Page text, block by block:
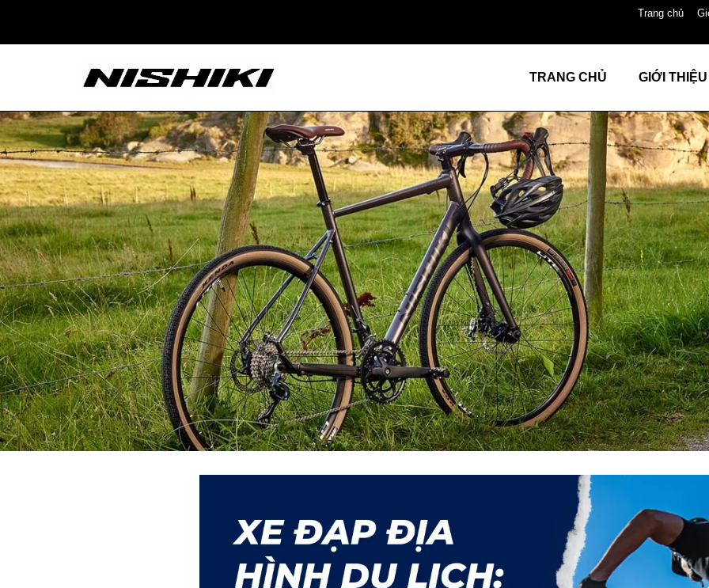
Trang chủ
Nishiki – Xe Đạp
Nhật Bản – Since
1965
TRANG CHỦ GIỚI THIỆU